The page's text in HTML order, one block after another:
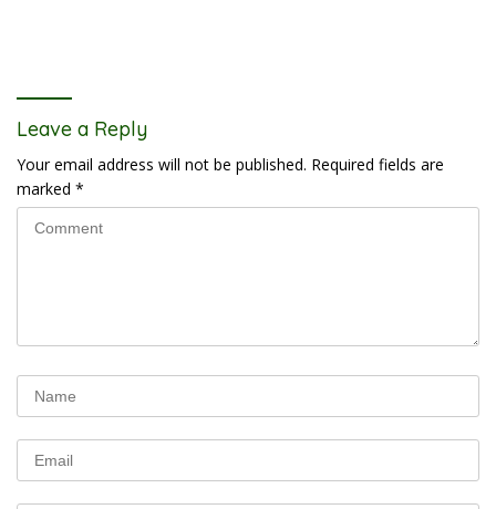
Leave a Reply
Your email address will not be published. Required fields are
marked *